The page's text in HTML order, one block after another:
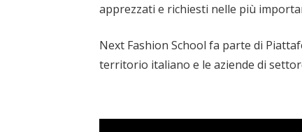
apprezzati e richiesti nelle più
Next Fashion School fa parte di
territorio italiano e le aziende di